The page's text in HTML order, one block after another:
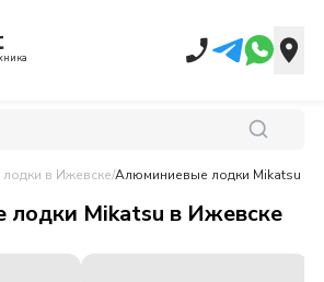
в Ижевске/Алюминиевые лодки Mikatsu
Mikatsu в Ижевске